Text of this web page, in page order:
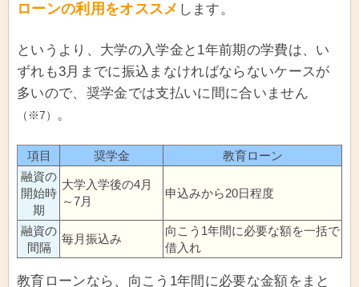
ローンの利用をオススメ します。
というより、大学の入学金と1年前期の学費は、い
ずれも3月までに振込まなければならないケースが
多いので、奨学金では支払いに間に合いません
（※7） 。
項目 奨学金
教育ローン
融資の
開始時
期
大学入学後の4月
～7月
申込みから20日程度
融資の
間隔
毎月振込み
向こう1年間に必要な額を一括で
借入れ
教育ローンなら、向こう1年間に必要な金額をまと